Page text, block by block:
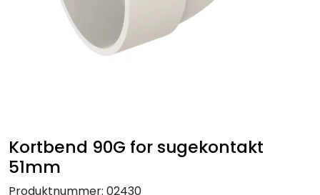
Kortbend 90G for sugekontakt
51mm
Produktnummer: 02430